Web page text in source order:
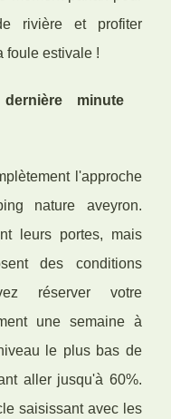
rivière et profiter
foule estivale !
minute
l'approche
nature aveyron.
leurs portes, mais
des conditions
réserver votre
une semaine à
le plus bas de
aller jusqu'à 60%.
saisissant avec les